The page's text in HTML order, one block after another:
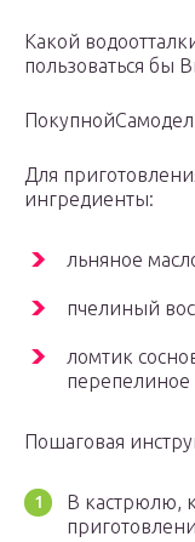
Какой
пользоваться бы
Для
ингредиенты:
льняное
пчелиный
ломтик
перепелиное
Пошаговая
В кастрюлю,